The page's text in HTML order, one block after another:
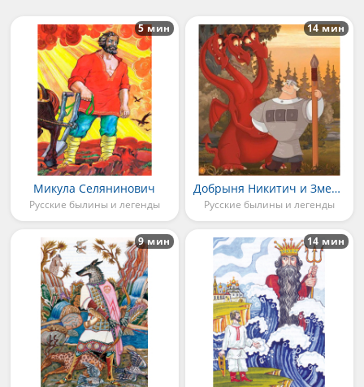
Микула Селянинович
Русские былины и легенды
5 мин
Добрыня Никитич и Змей Горыныч
Русские былины и легенды
14 мин
9 мин 14 мин